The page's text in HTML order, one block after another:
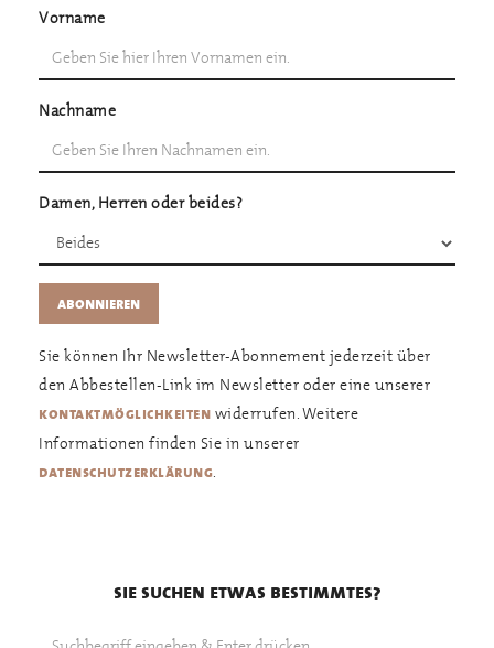
Vorname
Nachname
Damen, Herren oder beides?
Sie können Ihr Newsletter-Abonnement jederzeit über
den Abbestellen-Link im Newsletter oder eine unserer
kontaktmöglichkeiten widerrufen. Weitere
Informationen finden Sie in unserer
datenschutzerklärung.
sie suchen etwas bestimmtes?